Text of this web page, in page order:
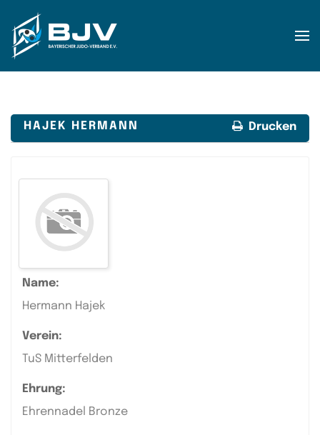
Zum Hauptinhalt springen
Drucken
HAJEK HERMANN
Name:
Hermann Hajek
Verein:
TuS Mitterfelden
Ehrung:
Ehrennadel Bronze